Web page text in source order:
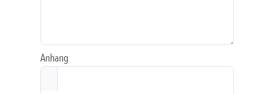
Anhang